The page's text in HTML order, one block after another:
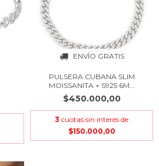
ENVÍO GRATIS
PULSERA CUBANA SLIM
MOISSANITA + S925 6M...
$450.000,00
3 cuotas sin interés de
$150.000,00